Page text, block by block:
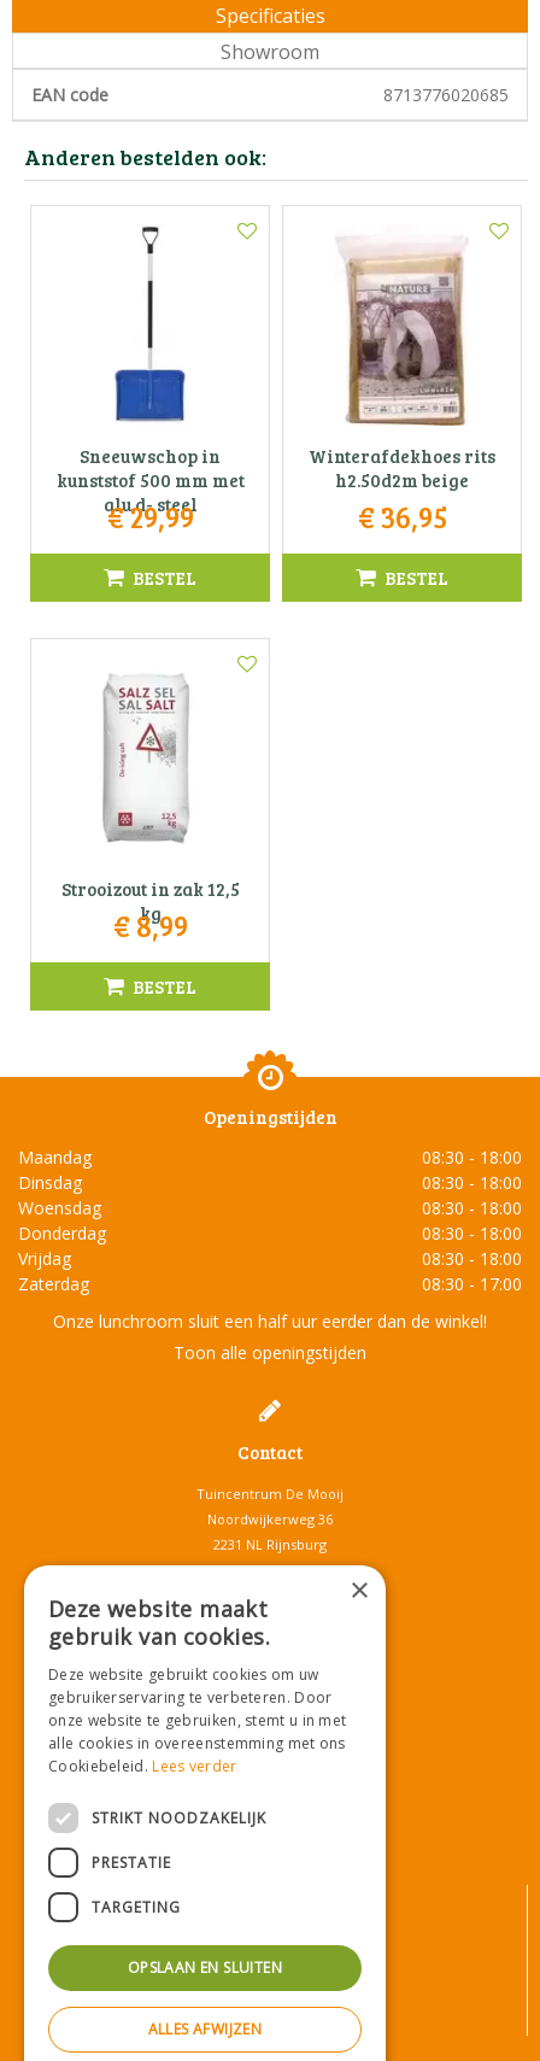
Specificaties
Showroom
EAN code 8713776020685
Anderen bestelden ook:
Sneeuwschop in
kunststof 500 mm met
alu d- steel
€29,99
BESTEL
Winterafdekhoes rits
h2.50d2m beige
€36,95
BESTEL
Strooizout in zak 12,5
kg
€ 8,99
BESTEL
Openingstijden
Maandag
08:30 - 18:00
Dinsdag
08:30 - 18:00
Woensdag
08:30 - 18:00
Donderdag
08:30 - 18:00
Vrijdag
08:30 - 18:00
Zaterdag
08:30 - 17:00
Onze lunchroom sluit een half uur eerder dan de winkel!
Toon alle openingstijden
Contact
Tuincentrum De Mooij
Noordwijkerweg 36
2231 NL Rijnsburg
T.071-4080959
info@tuincentrumdemooij.nl
Download onze App!
Privacy statement
Bezorginformatie
×
Deze website maakt
gebruik van cookies.
Deze website gebruikt cookies om uw
gebruikerservaring te verbeteren. Door
onze website te gebruiken, stemt u in met
alle cookies in overeenstemming met ons
Cookiebeleid.Lees verder
STRIKT NOODZAKELIJK
PRESTATIE
TARGETING
OPSLAAN EN SLUITEN
ALLES AFWIJZEN